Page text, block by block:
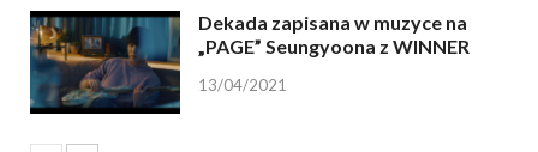
Dekada zapisana w muzyce na
„PAGE” Seungyoona z WINNER
13/04/2021